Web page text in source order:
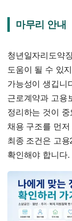
마무리 안내
청년일자리도약
도움이 될 수 있
가능성이 생깁니
근로계약과 고용
정리하는 것이
채용 구조를 먼
최종 조건은 고
확인해야 합니다.